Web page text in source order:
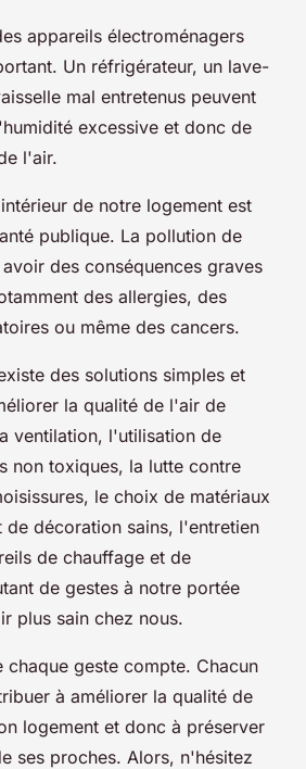
appareils électroménagers
Un réfrigérateur, un lave-
mal entretenus peuvent
excessive et donc de
l'air.
de notre logement est
publique. La pollution de
des conséquences graves
des allergies, des
ou même des cancers.
des solutions simples et
la qualité de l'air de
ventilation, l'utilisation de
non toxiques, la lutte contre
le choix de matériaux
décoration sains, l'entretien
de chauffage et de
de gestes à notre portée
plus sain chez nous.
chaque geste compte. Chacun
à améliorer la qualité de
logement et donc à préserver
ses proches. Alors, n'hésitez